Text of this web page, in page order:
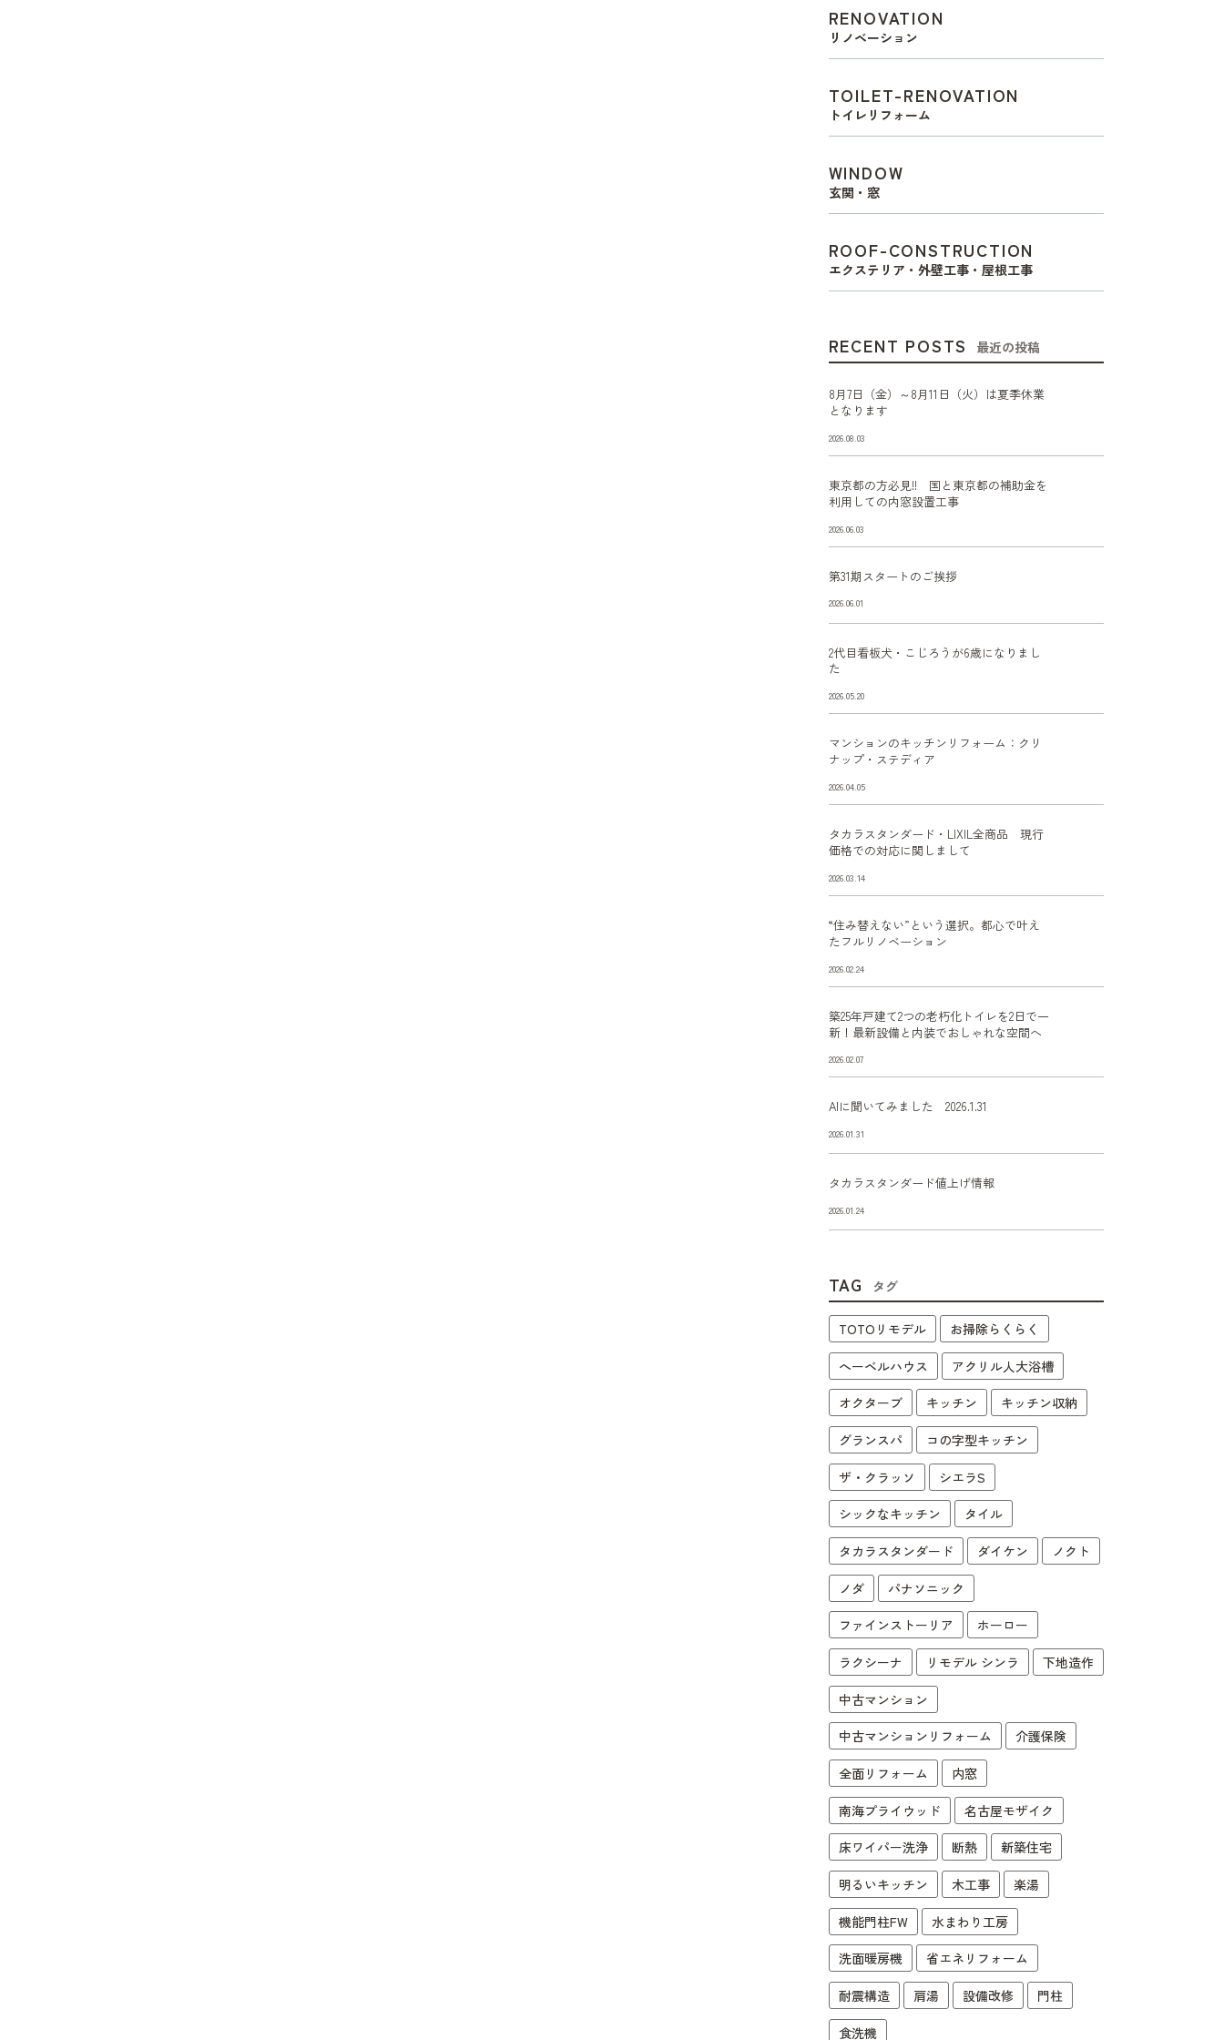
RENOVATION
リノベーション
TOILET-RENOVATION
トイレリフォーム
WINDOW
玄関・窓
ROOF-CONSTRUCTION
エクステリア・外壁工事・屋根工事
RECENT POSTS 最近の投稿
8月7日（金）～8月11日（火）は夏季休業
となります
2026.08.03
東京都の方必見!! 国と東京都の補助金を
利用しての内窓設置工事
2026.06.03
第31期スタートのご挨拶
2026.06.01
2代目看板犬・こじろうが6歳になりまし
た
2026.05.20
マンションのキッチンリフォーム：クリ
ナップ・ステディア
2026.04.05
タカラスタンダード・LIXIL全商品 現行
価格での対応に関しまして
2026.03.14
“住み替えない”という選択。都心で叶え
たフルリノベーション
2026.02.24
築25年戸建て2つの老朽化トイレを2日で一
新！最新設備と内装でおしゃれな空間へ
2026.02.07
AIに聞いてみました 2026.1.31
2026.01.31
タカラスタンダード値上げ情報
2026.01.24
TAG タグ
TOTOリモデル お掃除らくらく
へーベルハウス アクリル人大浴槽
オクターブ キッチン キッチン収納
グランスパ コの字型キッチン
ザ・クラッソ シエラS
シックなキッチン タイル
タカラスタンダード ダイケン ノクト
ノダ パナソニック
ファインストーリア ホーロー
ラクシーナ リモデル シンラ 下地造作
中古マンション
中古マンションリフォーム 介護保険
全面リフォーム 内窓
南海プライウッド 名古屋モザイク
床ワイパー洗浄 断熱 新築住宅
明るいキッチン 木工事 楽湯
機能門柱FW 水まわり工房
洗面暖房機 省エネリフォーム
耐震構造 肩湯 設備改修 門柱
食洗機